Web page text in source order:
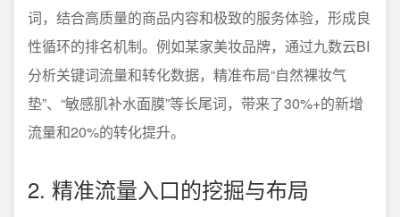
词，结合高质量的商品内容和极致的服务体验，形成良
性循环的排名机制。例如某家美妆品牌，通过九数云BI
分析关键词流量和转化数据，精准布局“自然裸妆气
垫”、“敏感肌补水面膜”等长尾词，带来了30%+的新增
流量和20%的转化提升。
2. 精准流量入口的挖掘与布局